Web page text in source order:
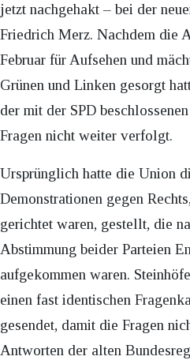
jetzt nachgehakt – bei der
Friedrich Merz. Nachdem die
Februar für Aufsehen und
Grünen und Linken gesorgt
der mit der SPD
Fragen nicht weiter verfolgt.
Ursprünglich hatte die Union
Demonstrationen gegen
gerichtet waren, gestellt, die
Abstimmung beider Parteien
aufgekommen waren.
einen fast identischen
gesendet, damit die Fragen
Antworten der alten